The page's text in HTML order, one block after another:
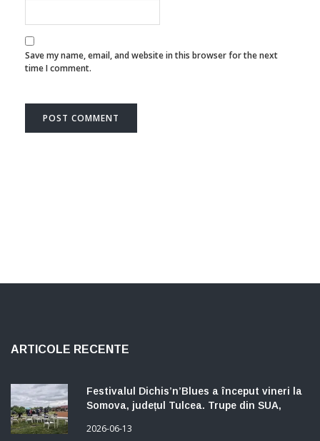
Save my name, email, and website in this browser for the next
time I comment.
ARTICOLE RECENTE
Festivalul Dichis’n’Blues a început vineri la
Somova, județul Tulcea. Trupe din SUA,
Programul continuă sâmbătă și duminică.
2026-06-13